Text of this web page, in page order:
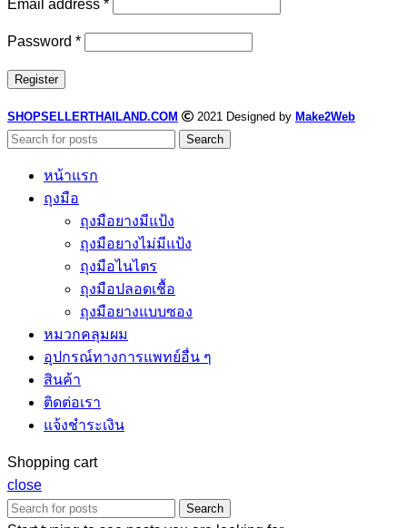
Email address *
Password *
Register
SHOPSELLERTHAILAND.COM 2021 Designed by Make2Web
Search
หน้าแรก
ถุงมือ
ถุงมือยางมีแป้ง
ถุงมือยางไม่มีแป้ง
ถุงมือไนไตร
ถุงมือปลอดเชื้อ
ถุงมือยางแบบซอง
หมวกคลุมผม
อุปกรณ์ทางการแพทย์อื่น ๆ
สินค้า
ติดต่อเรา
แจ้งชำระเงิน
Shopping cart
close
Search